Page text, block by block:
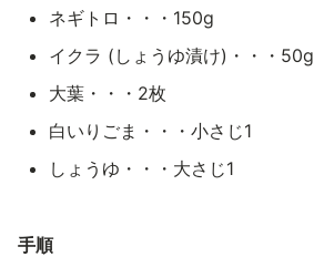
ネギトロ・・・150g
イクラ (しょうゆ漬け)・・・50g
大葉・・・2枚
白いりごま・・・小さじ1
しょうゆ・・・大さじ1
手順